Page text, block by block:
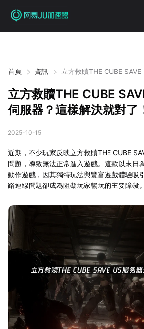
首頁 資訊
立方救贖THE CUBE
立方救贖THE CUBE
伺服器？這樣解決就對了
2025-10-15
近期，不少玩家反映立方救贖THE CUBE
問題，導致無法正常進入遊戲。這款以末日
動作遊戲，因其獨特玩法與豐富遊戲體驗吸
路連線問題卻成為阻礙玩家暢玩的主要障礙。